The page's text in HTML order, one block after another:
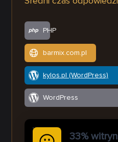
PHP
barmix.com.pl
kylos.pl (WordPress)
WordPress
33% witryn